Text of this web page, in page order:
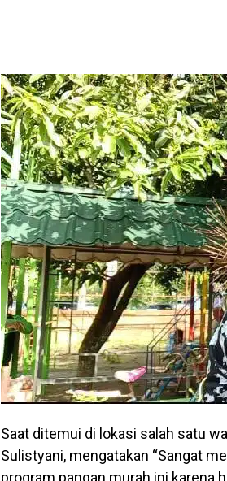
Saat ditemui di lokasi salah satu
Sulistyani, mengatakan “Sangat
program pangan murah ini karena